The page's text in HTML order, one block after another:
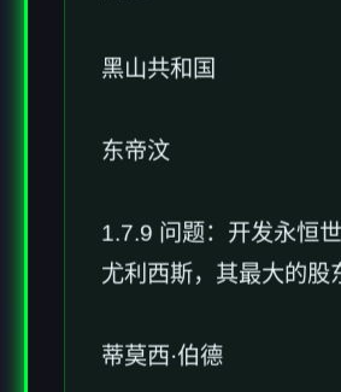
黑山共和国
东帝汶
1.7.9 问题：开发永恒
尤利西斯，其最大的股
蒂莫西·伯德